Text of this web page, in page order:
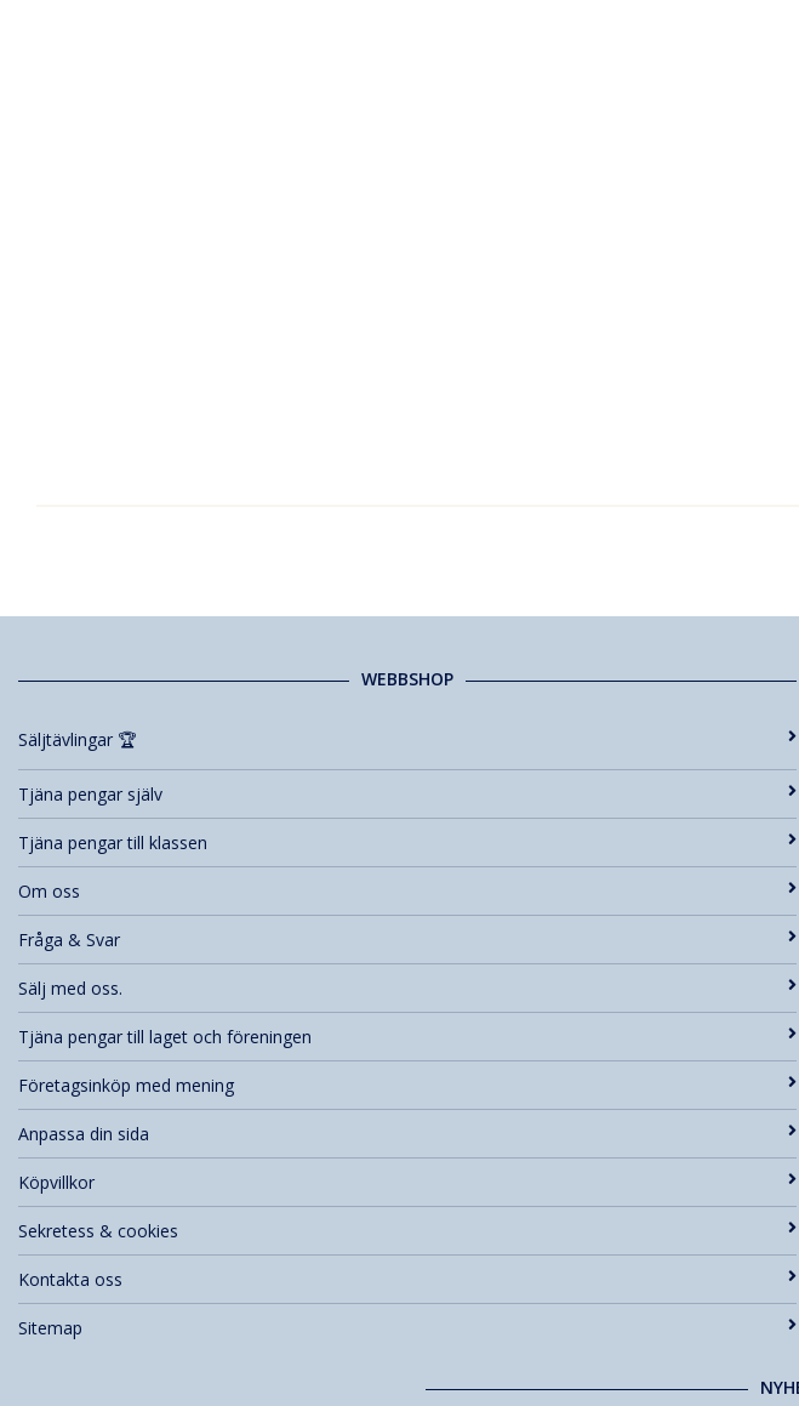
WEBBSHOP
Säljtävlingar 🏆
Tjäna pengar själv
Tjäna pengar till klassen
Om oss
Fråga & Svar
Sälj med oss.
Tjäna pengar till laget och föreningen
Företagsinköp med mening
Anpassa din sida
Köpvillkor
Sekretess & cookies
Kontakta oss
Sitemap